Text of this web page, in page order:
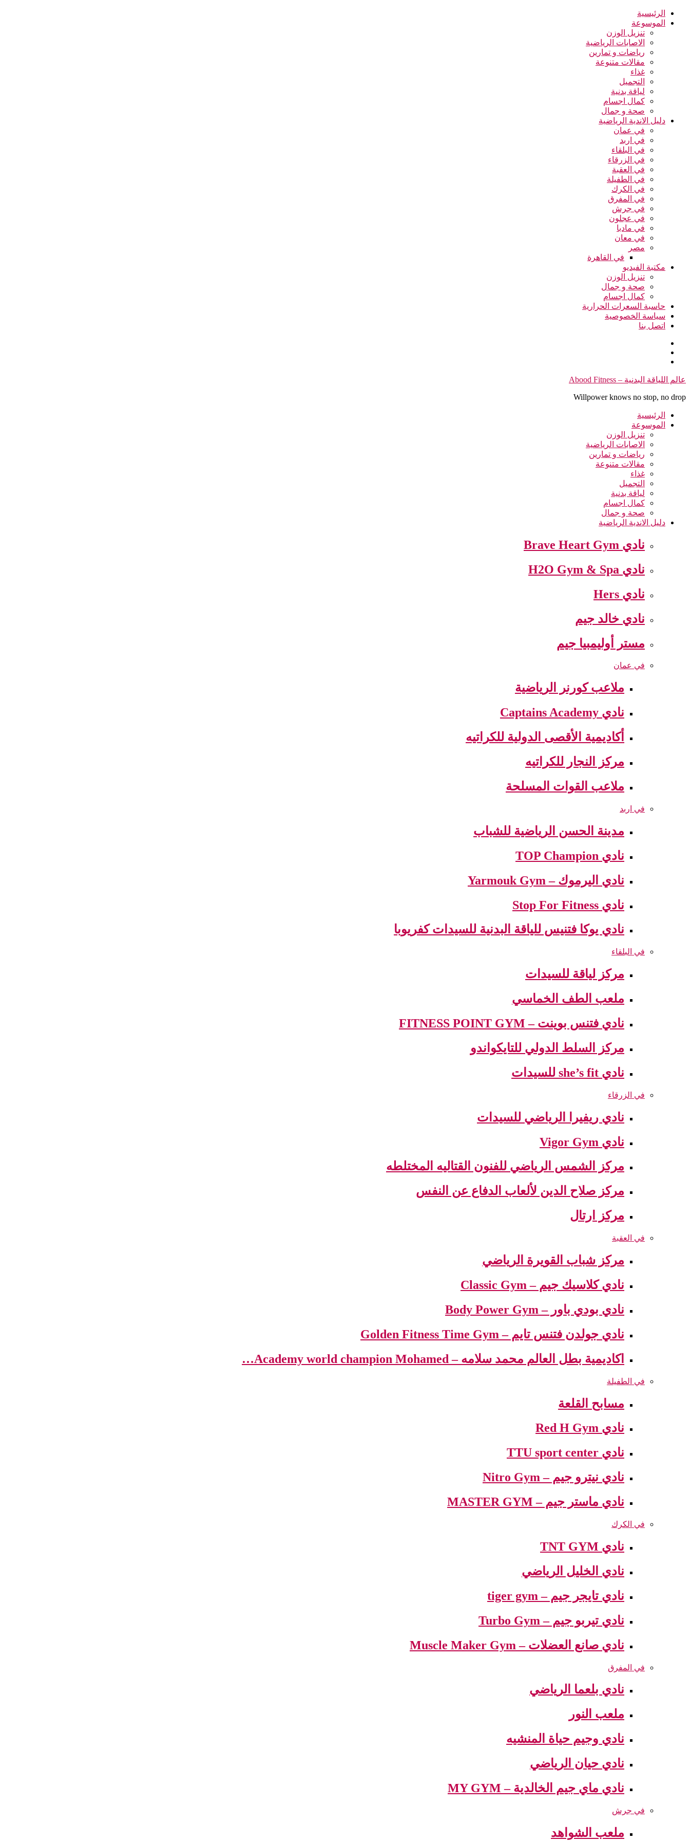
الرئيسية
الموسوعة
تنزيل الوزن
الاصابات الرياضية
رياضات و تمارين
مقالات متنوعة
غذاء
التجميل
لياقة بدنية
كمال اجسام
صحة و جمال
دليل الاندية الرياضية
في عمان
في اربد
في البلقاء
في الزرقاء
في العقبة
في الطفيلة
في الكرك
في المفرق
في جرش
في عجلون
في مادبا
في معان
مصر
في القاهرة
مكتبة الفيديو
تنزيل الوزن
صحة و جمال
كمال اجسام
حاسبة السعرات الحرارية
سياسة الخصوصية
اتصل بنا
التجاوز
المحتوى
عالم اللياقة البدنية – Abood Fitness
Willpower knows no stop, no drop
الرئيسية
الموسوعة
تنزيل الوزن
الاصابات الرياضية
رياضات و تمارين
مقالات متنوعة
غذاء
التجميل
لياقة بدنية
كمال اجسام
صحة و جمال
دليل الاندية الرياضية
نادي Brave Heart Gym
نادي H2O Gym & Spa
نادي Hers
نادي خالد جيم
مستر أوليمبيا جيم
في عمان
ملاعب كورنر الرياضية
نادي Captains Academy
أكاديمية الأقصى الدولية للكراتيه
مركز النجار للكراتيه
ملاعب القوات المسلحة
في اربد
مدينة الحسن الرياضية للشباب
نادي TOP Champion
نادي اليرموك – Yarmouk Gym
نادي Stop For Fitness
نادي يوكا فتنيس للياقة البدنية للسيدات كفريوبا
في البلقاء
مركز لياقة للسيدات
ملعب الطف الخماسي
نادي فتنس بوينت – FITNESS POINT GYM
مركز السلط الدولي للتايكواندو
نادي she’s fit للسيدات
في الزرقاء
نادي ريفيرا الرياضي للسيدات
نادي Vigor Gym
مركز الشمس الرياضي للفنون القتاليه المختلطه
مركز صلاح الدين لألعاب الدفاع عن النفس
مركز ارتال
في العقبة
مركز شباب القويرة الرياضي
نادي كلاسيك جيم – Classic Gym
نادي بودي باور – Body Power Gym
نادي جولدن فتنس تايم – Golden Fitness Time Gym
اكاديمية بطل العالم محمد سلامه – Academy world champion Mohamed…
في الطفيلة
مسابح القلعة
نادي Red H Gym
نادي TTU sport center
نادي نيترو جيم – Nitro Gym
نادي ماستر جيم – MASTER GYM
في الكرك
نادي TNT GYM
نادي الخليل الرياضي
نادي تايجر جيم – tiger gym
نادي تيربو جيم – Turbo Gym
نادي صانع العضلات – Muscle Maker Gym
في المفرق
نادي بلعما الرياضي
ملعب النور
نادي وجيم حياة المنشيه
نادي حيان الرياضي
نادي ماي جيم الخالدية – MY GYM
في جرش
ملعب الشواهد